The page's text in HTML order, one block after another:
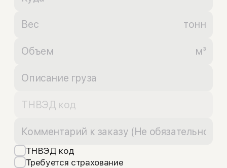
тонн
м³
ТНВЭД код
Требуется страхование